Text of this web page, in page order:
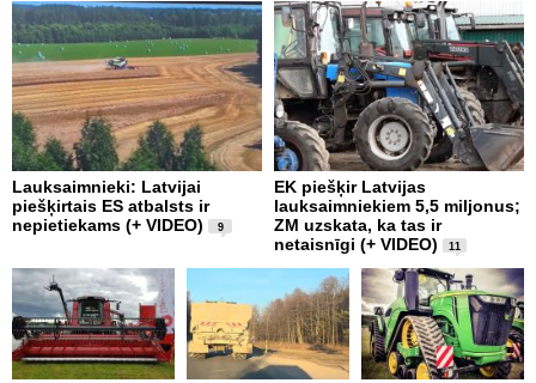
Lauksaimnieki: Latvijai
piešķirtais ES atbalsts ir
nepietiekams (+ VIDEO)
9
EK piešķir Latvijas
lauksaimniekiem 5,5 miljonus;
ZM uzskata, ka tas ir
netaisnīgi (+ VIDEO)
11